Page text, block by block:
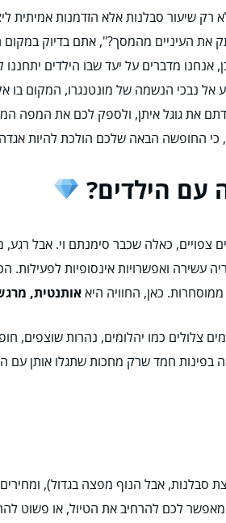
רק שיעור סבלנות אלא הזדמנות אמיתית
העיניים מהמסך?", אתם בדיוק במקום
מדברים על יעד שבו הילדים
הנשמה של מונטנגרו, המקום בו
את גוגל איתן, ולספק לכם את המפה
כי החופשה הבאה שלכם הולכת להיות
עם הילדים?
כאלה שכבר סימנתם וי. אבל
עשירה ואפשרויות אינסופיות לפעילות.
כאן, החוויה היאאותנטית,
צלולים כמו יהלומים, נהרות שוצפים,
בפינות חמד שרק מחכות שתגלו אותן עם
אבל הנוף מפצה בגדול), ומחירים
לכם להרחיב את הטיול, או פשוט